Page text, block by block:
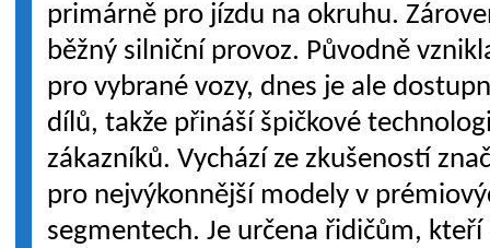
primárně pro jízdu na okruhu.
běžný silniční provoz. Původně
pro vybrané vozy, dnes je ale
dílů, takže přináší špičkové
zákazníků. Vychází ze zkušeností
pro nejvýkonnější modely v
segmentech. Je určena řidičům,